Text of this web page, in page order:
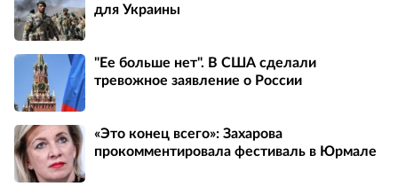
для Украины
"Ее больше нет". В США сделали
тревожное заявление о России
«Это конец всего»: Захарова
прокомментировала фестиваль в Юрмале